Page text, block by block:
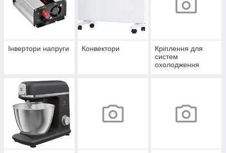
Інвертори напруги Конвектори
Кріплення для
систем
охолодження